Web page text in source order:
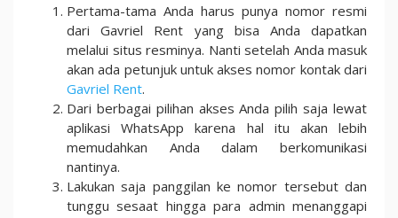
Pertama-tama Anda harus punya nomor resmi
dari Gavriel Rent yang bisa Anda dapatkan
melalui situs resminya. Nanti setelah Anda masuk
akan ada petunjuk untuk akses nomor kontak dari
Gavriel Rent.
Dari berbagai pilihan akses Anda pilih saja lewat
aplikasi WhatsApp karena hal itu akan lebih
memudahkan Anda dalam berkomunikasi
nantinya.
Lakukan saja panggilan ke nomor tersebut dan
tunggu sesaat hingga para admin menanggapi